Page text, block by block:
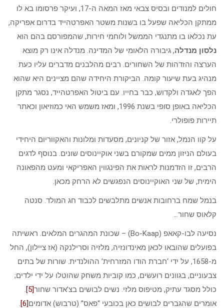
חולים למנודים ובסיס צבאי מאז המאה ה-17, ועיקר פרסומו בא לו
ממתקן הכליאה שפעל בו בשנות משטר האפרטהייד בדרום אפריקה,
עת נכלאו בו מתנגדי הממשל ולוחמי חירות, שהמפורסם בהם הוא
נלסון מנדלה, גיבורה הלאומי של המדינה. מנדלה אינו רק מוצא
הערצה והזדהות של השחורים. רבים מהלבנים מדברים עליו כעת
מנהיג בעת שיעור קומה. הביקורת היחידה שהם מציינים היא שהוא
הפך לאגדה ולקדוש, כבר בחייו. עם ביטול האפרטהייד, נסגר מתקן
הכליאה באופן סופי בשנת 1996, ומאז משמש האי כמוזיאון וכאתר
תיירות פופולרי.
על קוו הנמל, אזור של קניונים, מסעדות ומלונות והאקווריום היחידי
בעולם הניזון ממים שמקורם בשני אוקיינוסים שונים. בנוסף לדגים
הרבים, זו הזדמנות לראות את הפינגווין האפריקאי ומעט מהפאונה
הימית, של שני האוקיינוסים הנפגשים לא הרחק מכאן.
בנמל שמח ברחובות אנשים מתלבשים לכבוד חג המולד. סנטה
קלאוס שחור…
נסיעה לבו-קאאפ (Bo-Kaap) – שכונת המהגרים המלאים. ראשיתה
בפועלים שהובאו לכאן מאינדונזיה, מלזיה וסרילנקה (אז ציילון), החל
מ-1658, על ידי ‘חברת הודו המזרחית’ ההולנדית. שורות של בתים
צבעוניים, בגוונים רועשים, כמו קוביות משחק שהוטלו על ידי ילדים;
כולל מסגד עתיק, מטיפוס מלזי. נשים לבושים בצ’אדור שחור[5]
.
אומרים שהגברים לבושים כאן בכובעי “פאס” (טרבוש) אדומים[6]
.